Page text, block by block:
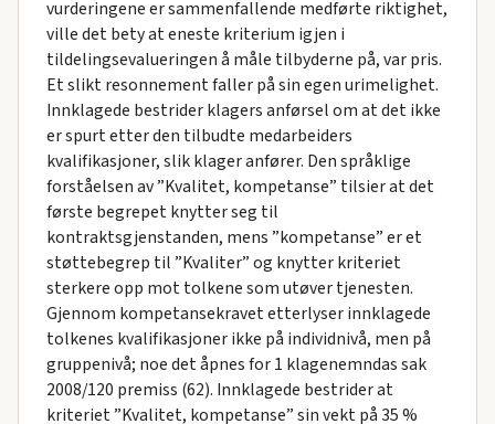
vurderingene er sammenfallende medførte riktighet,
ville det bety at eneste kriterium igjen i
tildelingsevalueringen å måle tilbyderne på, var pris.
Et slikt resonnement faller på sin egen urimelighet.
Innklagede bestrider klagers anførsel om at det ikke
er spurt etter den tilbudte medarbeiders
kvalifikasjoner, slik klager anfører. Den språklige
forståelsen av ”Kvalitet, kompetanse” tilsier at det
første begrepet knytter seg til
kontraktsgjenstanden, mens ”kompetanse” er et
støttebegrep til ”Kvaliter” og knytter kriteriet
sterkere opp mot tolkene som utøver tjenesten.
Gjennom kompetansekravet etterlyser innklagede
tolkenes kvalifikasjoner ikke på individnivå, men på
gruppenivå; noe det åpnes for 1 klagenemndas sak
2008/120 premiss (62). Innklagede bestrider at
kriteriet ”Kvalitet, kompetanse” sin vekt på 35 %